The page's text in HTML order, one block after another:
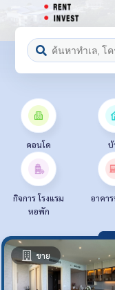
คอนโด บ้
กิจการ โรงแรม
หอพัก
อาคา
ขาย